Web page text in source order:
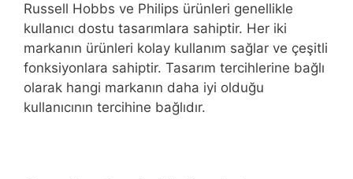
Russell Hobbs ve Philips ürünleri genellikle
kullanıcı dostu tasarımlara sahiptir. Her iki
markanın ürünleri kolay kullanım sağlar ve çeşitli
fonksiyonlara sahiptir. Tasarım tercihlerine bağlı
olarak hangi markanın daha iyi olduğu
kullanıcının tercihine bağlıdır.